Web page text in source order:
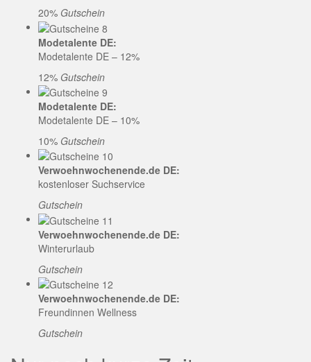
20% Gutschein
Modetalente DE:
Modetalente DE – 12%
12% Gutschein
Modetalente DE:
Modetalente DE – 10%
10% Gutschein
Verwoehnwochenende.de DE:
kostenloser Suchservice
Gutschein
Verwoehnwochenende.de DE:
Winterurlaub
Gutschein
Verwoehnwochenende.de DE:
Freundinnen Wellness
Gutschein